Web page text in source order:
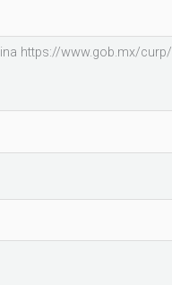
https://www.gob.mx/curp/